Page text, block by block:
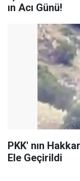
ın Acı Günü!
PKK' nın
Ele Geçirildi